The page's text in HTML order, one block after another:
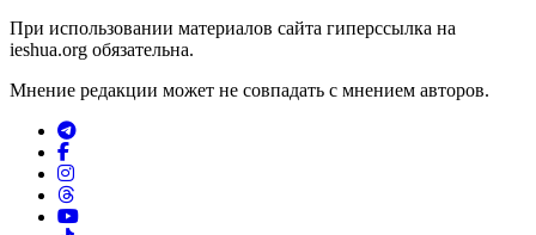
При использовании материалов сайта гиперссылка на
ieshua.org обязательна.
Мнение редакции может не совпадать с мнением авторов.